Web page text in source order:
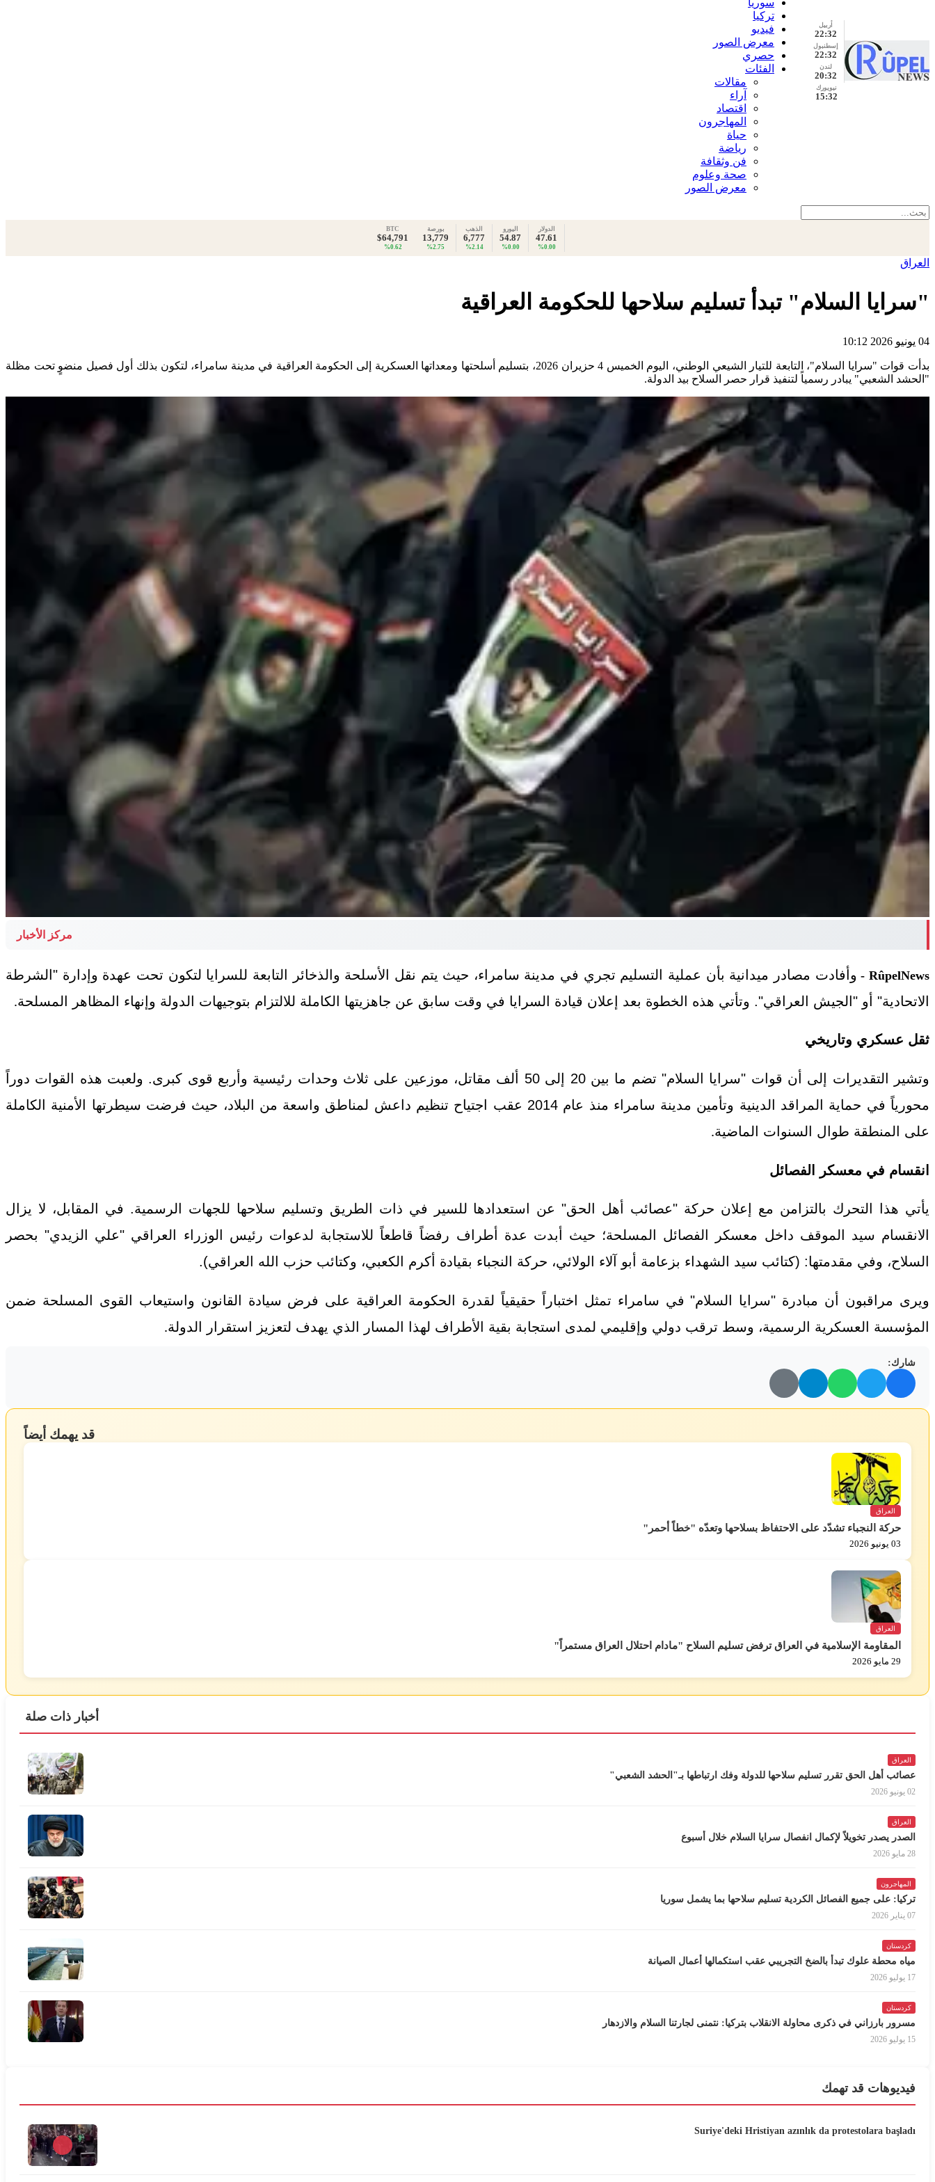
أربيل
22:32
إسطنبول
22:32
لندن
20:32
نيويورك
15:32
سوريا
تركيا
فيديو
معرض الصور
حصري
الفئات
مقالات
آراء
اقتصاد
المهاجرون
حياة
رياضة
فن وثقافة
صحة وعلوم
معرض الصور
الدولار
47.61
%0.00
اليورو
54.87
%0.00
الذهب
6,777
%2.14
بورصة
13,779
%2.75
BTC
$64,791
%0.62
العراق
"سرايا السلام" تبدأ تسليم سلاحها للحكومة العراقية
04 يونيو 2026 10:12
بدأت قوات "سرايا السلام"، التابعة للتيار الشيعي الوطني، اليوم الخميس 4 حزيران 2026، بتسليم أسلحتها ومعداتها العسكرية إلى الحكومة العراقية في مدينة سامراء، لتكون بذلك أول فصيل منضوٍ تحت مظلة
"الحشد الشعبي" يبادر رسمياً لتنفيذ قرار حصر السلاح بيد الدولة.
مركز الأخبار
RûpelNews -
وأفادت مصادر ميدانية بأن عملية التسليم تجري في مدينة سامراء، حيث يتم نقل الأسلحة والذخائر التابعة للسرايا لتكون تحت عهدة وإدارة "الشرطة
الاتحادية" أو "الجيش العراقي". وتأتي هذه الخطوة بعد إعلان قيادة السرايا في وقت سابق عن جاهزيتها الكاملة للالتزام بتوجيهات الدولة وإنهاء المظاهر المسلحة.
ثقل عسكري وتاريخي
وتشير التقديرات إلى أن قوات "سرايا السلام" تضم ما بين 20 إلى 50 ألف مقاتل، موزعين على ثلاث وحدات رئيسية وأربع قوى كبرى. ولعبت هذه القوات دوراً
محورياً في حماية المراقد الدينية وتأمين مدينة سامراء منذ عام 2014 عقب اجتياح تنظيم داعش لمناطق واسعة من البلاد، حيث فرضت سيطرتها الأمنية الكاملة
على المنطقة طوال السنوات الماضية.
انقسام في معسكر الفصائل
يأتي هذا التحرك بالتزامن مع إعلان حركة "عصائب أهل الحق" عن استعدادها للسير في ذات الطريق وتسليم سلاحها للجهات الرسمية. في المقابل، لا يزال
الانقسام سيد الموقف داخل معسكر الفصائل المسلحة؛ حيث أبدت عدة أطراف رفضاً قاطعاً للاستجابة لدعوات رئيس الوزراء العراقي "علي الزيدي" بحصر
السلاح، وفي مقدمتها: (كتائب سيد الشهداء بزعامة أبو آلاء الولائي، حركة النجباء بقيادة أكرم الكعبي، وكتائب حزب الله العراقي).
ويرى مراقبون أن مبادرة "سرايا السلام" في سامراء تمثل اختباراً حقيقياً لقدرة الحكومة العراقية على فرض سيادة القانون واستيعاب القوى المسلحة ضمن
المؤسسة العسكرية الرسمية، وسط ترقب دولي وإقليمي لمدى استجابة بقية الأطراف لهذا المسار الذي يهدف لتعزيز استقرار الدولة.
شارك:
قد يهمك أيضاً
العراق
حركة النجباء تشدّد على الاحتفاظ بسلاحها وتعدّه "خطاً أحمر"
03 يونيو 2026
العراق
المقاومة الإسلامية في العراق ترفض تسليم السلاح "مادام احتلال العراق مستمراً"
29 مايو 2026
أخبار ذات صلة
العراق
عصائب أهل الحق تقرر تسليم سلاحها للدولة وفك ارتباطها بـ"الحشد الشعبي"
02 يونيو 2026
العراق
الصدر يصدر تخويلاً لإكمال انفصال سرايا السلام خلال أسبوع
28 مايو 2026
المهاجرون
تركيا: على جميع الفصائل الكردية تسليم سلاحها بما يشمل سوريا
07 يناير 2026
كردستان
مياه محطة علوك تبدأ بالضخ التجريبي عقب استكمالها أعمال الصيانة
17 يوليو 2026
كردستان
مسرور بارزاني في ذكرى محاولة الانقلاب بتركيا: نتمنى لجارتنا السلام والازدهار
15 يوليو 2026
فيديوهات قد تهمك
Suriye'deki Hristiyan azınlık da protestolara başladı